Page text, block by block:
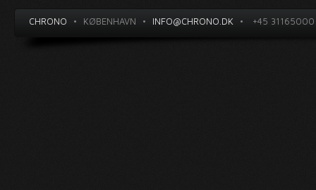
CHRONO • KØBENHAVN • INFO@CHRONO.DK • +45 31165000